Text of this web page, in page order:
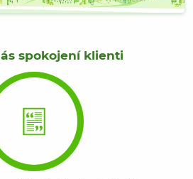
spokojení klienti